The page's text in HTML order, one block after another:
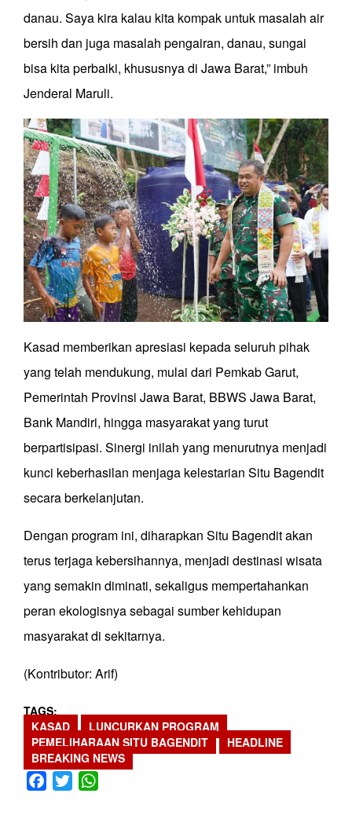
danau. Saya kira kalau kita kompak untuk masalah air
bersih dan juga masalah pengairan, danau, sungai
bisa kita perbaiki, khususnya di Jawa Barat,” imbuh
Jenderal Maruli.
Kasad memberikan apresiasi kepada seluruh pihak
yang telah mendukung, mulai dari Pemkab Garut,
Pemerintah Provinsi Jawa Barat, BBWS Jawa Barat,
Bank Mandiri, hingga masyarakat yang turut
berpartisipasi. Sinergi inilah yang menurutnya menjadi
kunci keberhasilan menjaga kelestarian Situ Bagendit
secara berkelanjutan.
Dengan program ini, diharapkan Situ Bagendit akan
terus terjaga kebersihannya, menjadi destinasi wisata
yang semakin diminati, sekaligus mempertahankan
peran ekologisnya sebagai sumber kehidupan
masyarakat di sekitarnya.
(Kontributor: Arif)
TAGS
KASAD
LUNCURKAN PROGRAM
PEMELIHARAAN SITU BAGENDIT
HEADLINE
BREAKING NEWS
Facebook
Twitter